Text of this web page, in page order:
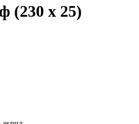
(230 х 25)